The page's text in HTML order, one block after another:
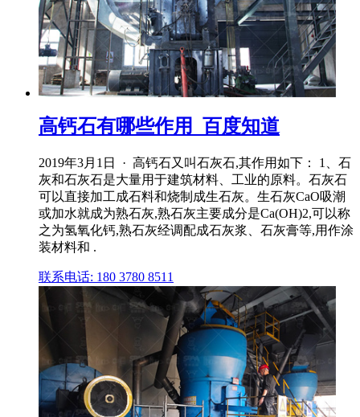
高钙石有哪些作用_百度知道
2019年3月1日 · 高钙石又叫石灰石,其作用如下： 1、石
灰和石灰石是大量用于建筑材料、工业的原料。石灰石
可以直接加工成石料和烧制成生石灰。生石灰CaO吸潮
或加水就成为熟石灰,熟石灰主要成分是Ca(OH)2,可以称
之为氢氧化钙,熟石灰经调配成石灰浆、石灰膏等,用作涂
装材料和 .
联系电话: 180 3780 8511